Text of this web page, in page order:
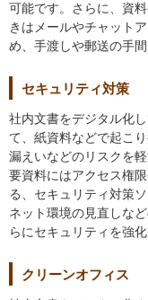
可能です。さらに、資
きはメールやチャット
め、手渡しや郵送の手間
セキュリティ対策
社内文書をデジタル化
て、紙資料などで起こ
漏えいなどのリスクを
要資料にはアクセス権
る、セキュリティ対策
ネット環境の見直しな
らにセキュリティを強
クリーンオフィス